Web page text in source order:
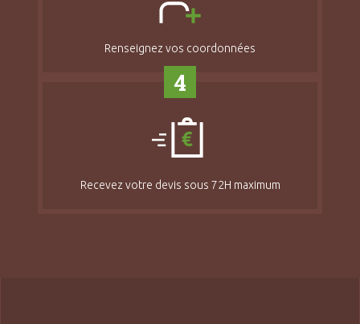
Renseignez vos coordonnées
4
Recevez votre devis sous 72H maximum